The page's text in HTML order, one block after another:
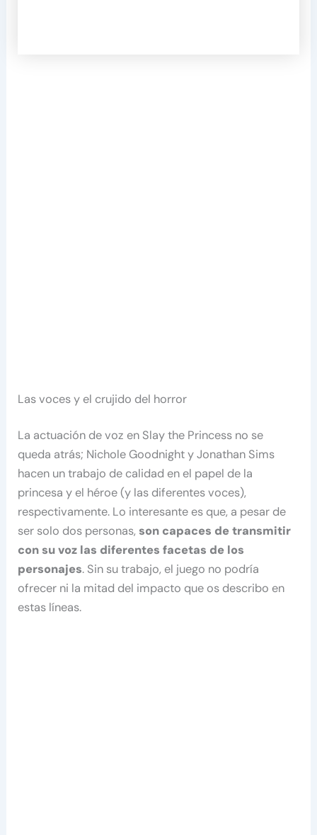
Las voces y el crujido del horror
La actuación de voz en Slay the Princess no se
queda atrás; Nichole Goodnight y Jonathan Sims
hacen un trabajo de calidad en el papel de la
princesa y el héroe (y las diferentes voces),
respectivamente. Lo interesante es que, a pesar de
ser solo dos personas,son capaces de transmitir
con su voz las diferentes facetas de los
personajes. Sin su trabajo, el juego no podría
ofrecer ni la mitad del impacto que os describo en
estas líneas.